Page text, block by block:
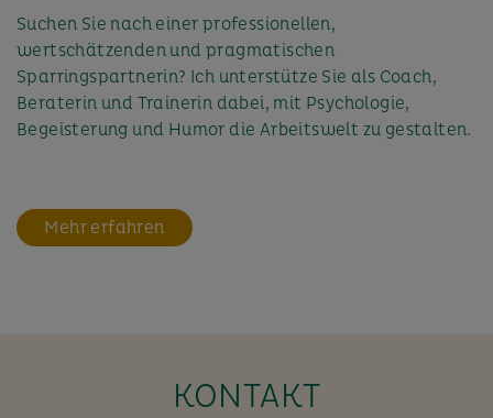
Suchen Sie nach einer professionellen,
wertschätzenden und pragmatischen
Sparringspartnerin? Ich unterstütze Sie als Coach,
Beraterin und Trainerin dabei, mit Psychologie,
Begeisterung und Humor die Arbeitswelt zu gestalten.
Mehr erfahren
KONTAKT